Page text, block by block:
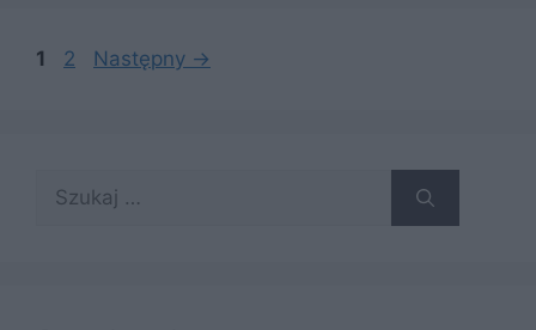
Strona
1 Strona
2 Następny →